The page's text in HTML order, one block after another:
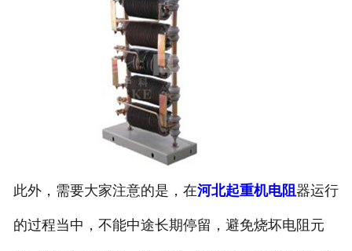
此外，需要大家注意的是，在河北起重机电阻器运行
的过程当中，不能中途长期停留，避免烧坏电阻元